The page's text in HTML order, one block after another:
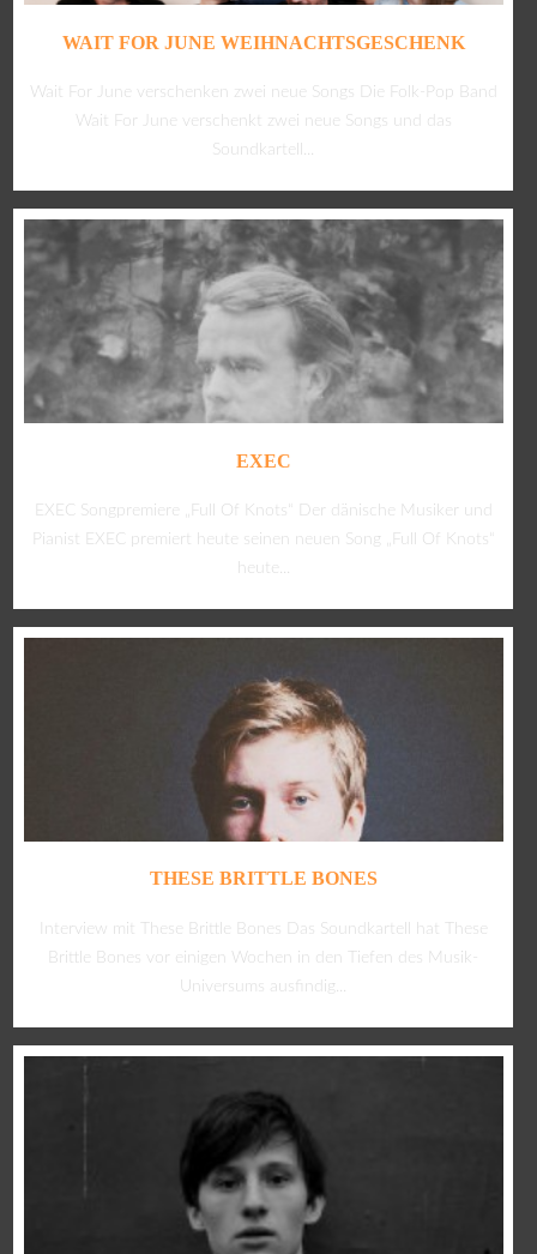
WAIT FOR JUNE WEIHNACHTSGESCHENK
Wait For June verschenken zwei neue Songs Die Folk-Pop Band
Wait For June verschenkt zwei neue Songs und das
Soundkartell...
EXEC
EXEC Songpremiere „Full Of Knots“ Der dänische Musiker und
Pianist EXEC premiert heute seinen neuen Song „Full Of Knots“
heute...
THESE BRITTLE BONES
Interview mit These Brittle Bones Das Soundkartell hat These
Brittle Bones vor einigen Wochen in den Tiefen des Musik-
Universums ausfindig...